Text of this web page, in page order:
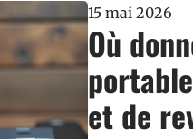
15 mai 2026
Où
et de